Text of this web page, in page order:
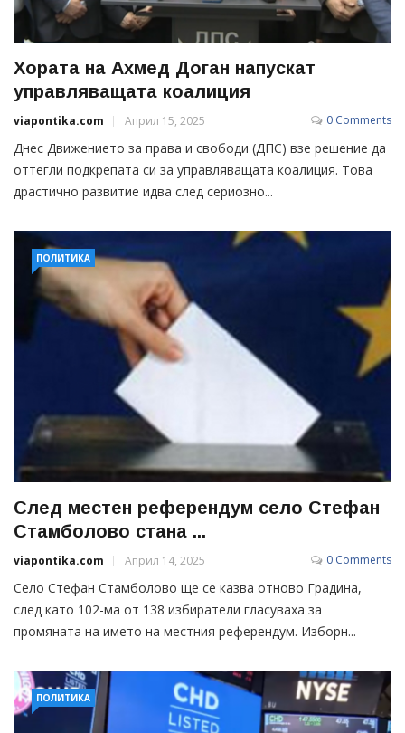
Хората на Ахмед Доган напускат
управляващата коалиция
viapontika.com Април 15, 2025 0 Comments
Днес Движението за права и свободи (ДПС) взе решение да
оттегли подкрепата си за управляващата коалиция. Това
драстично развитие идва след сериозно...
ПОЛИТИКА
След местен референдум село Стефан
Стамболово стана ...
viapontika.com Април 14, 2025 0 Comments
Село Стефан Стамболово ще се казва отново Градина,
след като 102-ма от 138 избиратели гласуваха за
промяната на името на местния референдум. Изборн...
ПОЛИТИКА